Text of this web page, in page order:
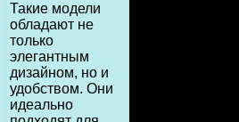
Такие модели
обладают не
только
элегантным
дизайном, но и
удобством. Они
идеально